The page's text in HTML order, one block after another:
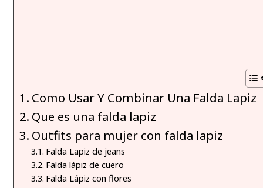
Como Usar Y Combinar Una Falda Lapiz
Que es una falda lapiz
Outfits para mujer con falda lapiz
Falda Lapiz de jeans
Falda lápiz de cuero
Falda Lápiz con flores